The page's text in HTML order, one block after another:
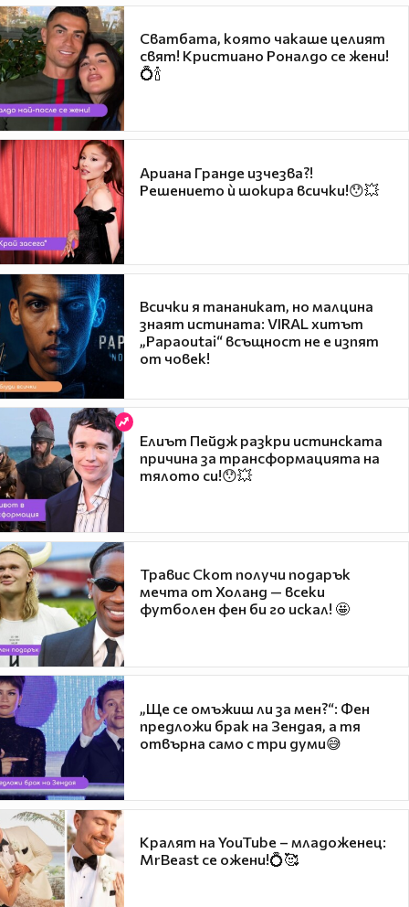
Сватбата, която чакаше целият
свят! Кристиано Роналдо се жени!
💍🍾
Ариана Гранде изчезва?!
Решението ѝ шокира всички!😯💥
Всички я тананикат, но малцина
знаят истината: VIRAL хитът
„Papaoutai“ всъщност не е изпят
от човек!
Елиът Пейдж разкри истинската
причина за трансформацията на
тялото си!😯💥
Травис Скот получи подарък
мечта от Холанд — всеки
футболен фен би го искал! 🤩
„Ще се омъжиш ли за мен?“: Фен
предложи брак на Зендая, а тя
отвърна само с три думи😅
Кралят на YouTube – младоженец:
MrBeast се ожени!💍🥰